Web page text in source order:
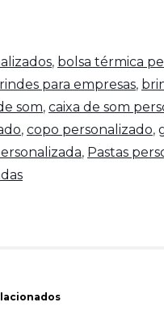
, bolsa térmica
para empresas,
som, caixa de som
, copo personalizado,
, Pastas